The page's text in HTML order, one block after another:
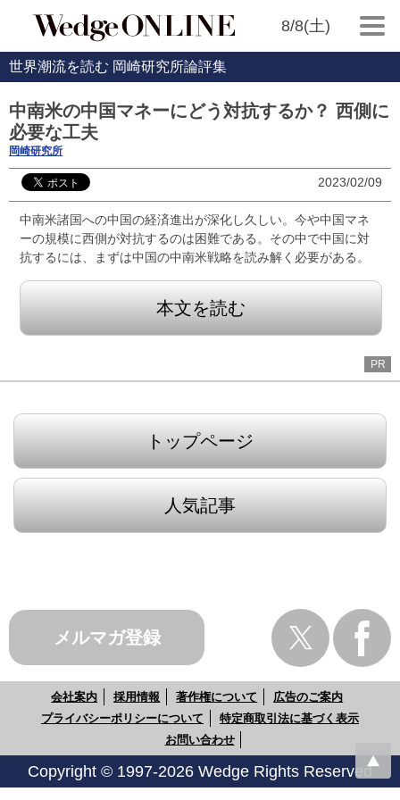
8/8(土)
世界潮流を読む 岡崎研究所論評集
中南米の中国マネーにどう対抗するか？ 西側に
必要な工夫
岡崎研究所
2023/02/09
中南米諸国への中国の経済進出が深化し久しい。今や中国マネ
ーの規模に西側が対抗するのは困難である。その中で中国に対
抗するには、まずは中国の中南米戦略を読み解く必要がある。
本文を読む
PR
トップページ
人気記事
メルマガ登録
会社案内 採用情報 著作権について
広告のご案内
プライバシーポリシーについて
特定商取引法に基づく表示
お問い合わせ
Copyright © 1997-2026 Wedge Rights Reserved